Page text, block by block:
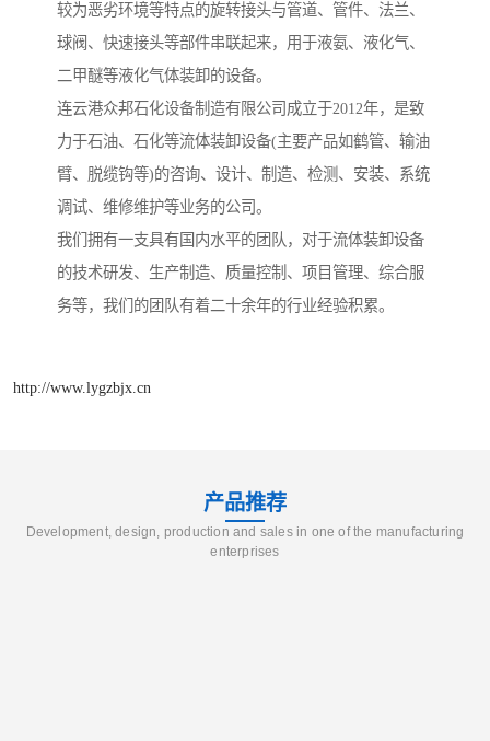
较为恶劣环境等特点的旋转接头与管道、管件、法兰、
球阀、快速接头等部件串联起来，用于液氨、液化气、
二甲醚等液化气体装卸的设备。
连云港众邦石化设备制造有限公司成立于2012年，是致
力于石油、石化等流体装卸设备(主要产品如鹤管、输油
臂、脱缆钩等)的咨询、设计、制造、检测、安装、系统
调试、维修维护等业务的公司。
我们拥有一支具有国内水平的团队，对于流体装卸设备
的技术研发、生产制造、质量控制、项目管理、综合服
务等，我们的团队有着二十余年的行业经验积累。
http://www.lygzbjx.cn
产品推荐
Development, design, production and sales in one of the manufacturing
enterprises